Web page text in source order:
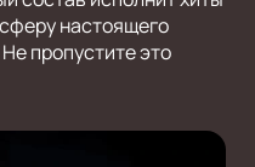
настоящего
пропустите это